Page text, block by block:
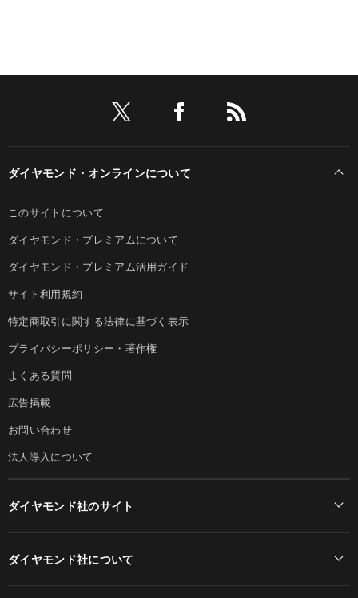
ダイヤモンド・オンラインについて
このサイトについて
ダイヤモンド・プレミアムについて
ダイヤモンド・プレミアム活用ガイド
サイト利用規約
特定商取引に関する法律に基づく表示
プライバシーポリシー・著作権
よくある質問
広告掲載
お問い合わせ
法人導入について
ダイヤモンド社のサイト
ダイヤモンド社について